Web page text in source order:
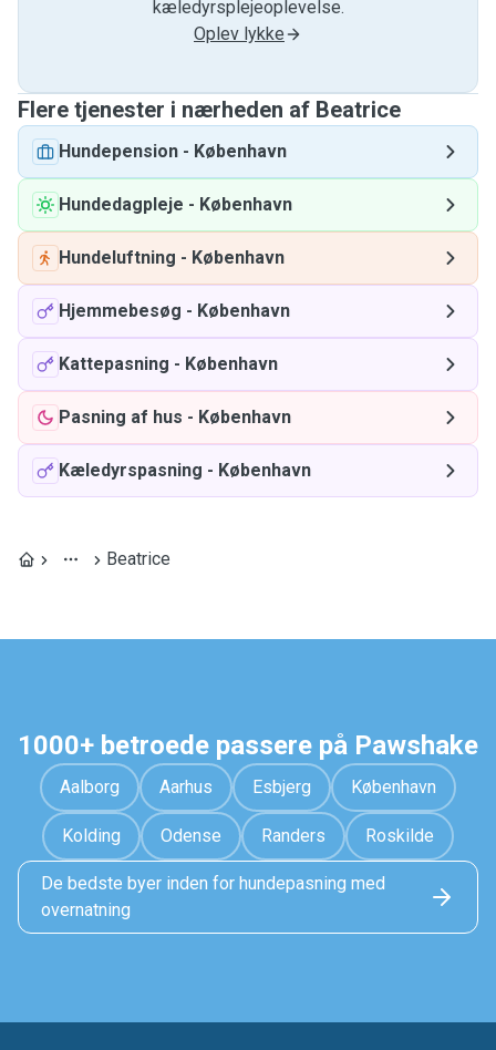
kæledyrsplejeoplevelse.
Oplev lykke
Flere tjenester i nærheden af ​​Beatrice
Hundepension - København
Hundedagpleje - København
Hundeluftning - København
Hjemmebesøg - København
Kattepasning - København
Pasning af hus - København
Kæledyrspasning - København
Beatrice
1000+ betroede passere på Pawshake
Aalborg Aarhus Esbjerg København
Kolding Odense Randers Roskilde
De bedste byer inden for hundepasning med
overnatning